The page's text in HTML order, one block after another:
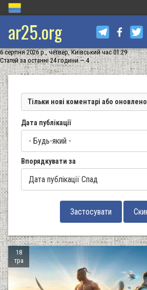
ar25.org
6 серпня 2026 р., четвер, Київський час 01:29
Статей за останні 24 години — 4
Тільки нові коментарі або оновлено
Дата публікації
Впорядкувати за
18
тра